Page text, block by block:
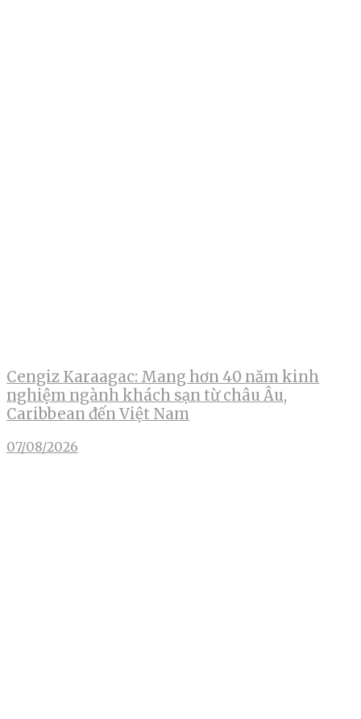
Cengiz Karaagac: Mang hơn 40 năm kinh
nghiệm ngành khách sạn từ châu Âu,
Caribbean đến Việt Nam
07/08/2026